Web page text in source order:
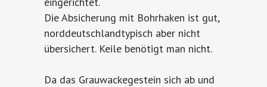
Die Absicherung mit Bohrhaken ist gut,
norddeutschlandtypisch aber nicht
übersichert. Keile benötigt man nicht.
Da das Grauwackegestein sich ab und